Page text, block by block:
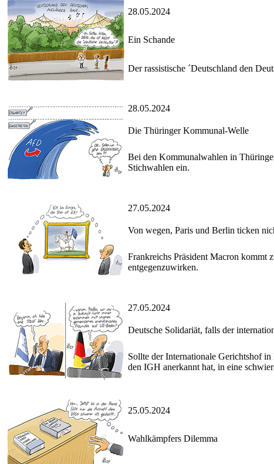
28.05.2024
Ein Schande
Der rassistische ´Deutschland den
28.05.2024
Die Thüringer Kommunal-Welle
Bei den Kommunalwahlen in
Stichwahlen ein.
27.05.2024
Von wegen, Paris und Berlin ticken
Frankreichs Präsident Macron kommt
entgegenzuwirken.
27.05.2024
Deutsche Solidariät, falls der
Sollte der Internationale Gerichtshof
den IGH anerkannt hat, in eine
25.05.2024
Wahlkämpfers Dilemma